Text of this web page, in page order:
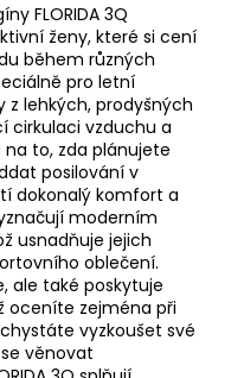
FLORIDA 3Q
ženy, které si cení
během různých
pro letní
z lehkých, prodyšných
cirkulaci vzduchu a
to, zda plánujete
posilování v
dokonalý komfort a
moderním
usnadňuje jejich
oblečení.
ale také poskytuje
oceníte zejména při
vyzkoušet své
věnovat